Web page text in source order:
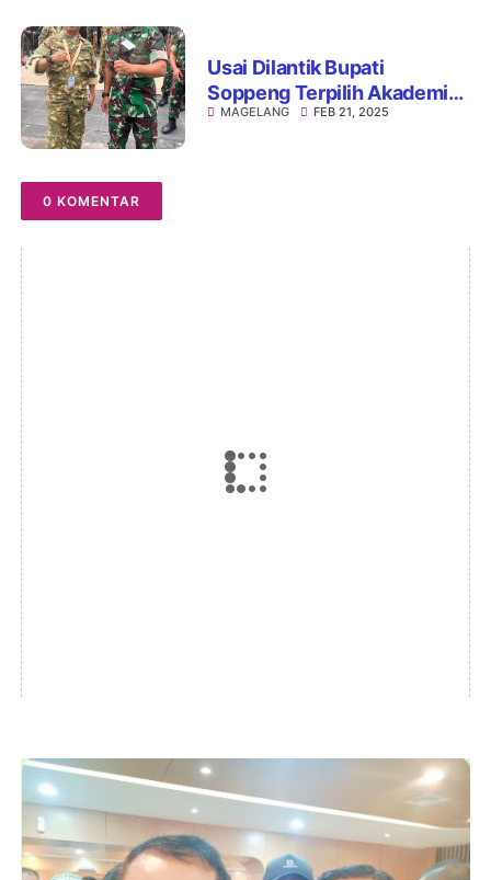
Usai Dilantik Bupati
Soppeng Terpilih Akademi
Militer di Magelang
MAGELANG FEB 21, 2025
0 KOMENTAR